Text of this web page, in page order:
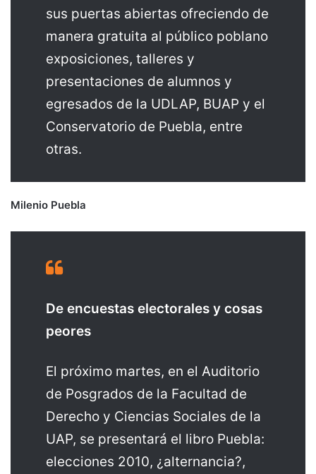
sus puertas abiertas ofreciendo de
manera gratuita al público poblano
exposiciones, talleres y
presentaciones de alumnos y
egresados de la UDLAP, BUAP y el
Conservatorio de Puebla, entre
otras.
Milenio Puebla
De encuestas electorales y cosas
peores
El próximo martes, en el Auditorio
de Posgrados de la Facultad de
Derecho y Ciencias Sociales de la
UAP, se presentará el libro Puebla:
elecciones 2010, ¿alternancia?,